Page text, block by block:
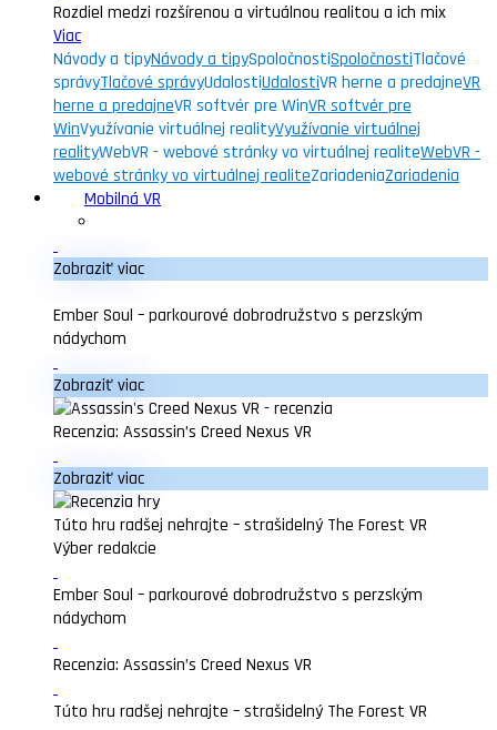
Rozdiel medzi rozšírenou a virtuálnou realitou a ich mix
Viac
Návody a tipyNávody a tipySpoločnostiSpoločnostiTlačové
správyTlačové správyUdalostiUdalostiVR herne a predajneVR
herne a predajneVR softvér pre WinVR softvér pre
WinVyužívanie virtuálnej realityVyužívanie virtuálnej
realityWebVR - webové stránky vo virtuálnej realiteWebVR -
webové stránky vo virtuálnej realiteZariadeniaZariadenia
Mobilná VR
Zobraziť viac
Ember Soul – parkourové dobrodružstvo s perzským
nádychom
Zobraziť viac
Recenzia: Assassin’s Creed Nexus VR
Zobraziť viac
Túto hru radšej nehrajte – strašidelný The Forest VR
Výber redakcie
Ember Soul – parkourové dobrodružstvo s perzským
nádychom
Recenzia: Assassin’s Creed Nexus VR
Túto hru radšej nehrajte – strašidelný The Forest VR